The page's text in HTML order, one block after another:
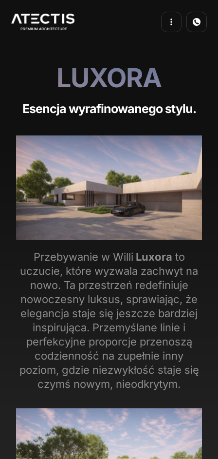
LUXORA
Esencja wyrafinowanego stylu.
Przebywanie w Willi Luxora to
uczucie, które wyzwala zachwyt na
nowo. Ta przestrzeń redefiniuje
nowoczesny luksus, sprawiając, że
elegancja staje się jeszcze bardziej
inspirująca. Przemyślane linie i
perfekcyjne proporcje przenoszą
codzienność na zupełnie inny
poziom, gdzie niezwykłość staje się
czymś nowym, nieodkrytym.